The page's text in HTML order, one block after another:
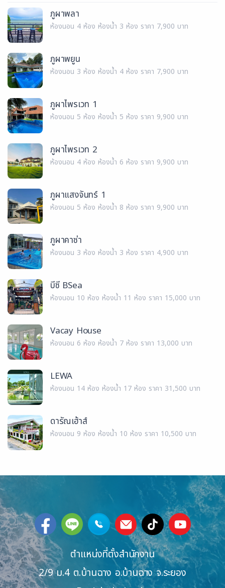
ภูผาพลา
ห้องนอน 4 ห้อง ห้องน้ำ 3 ห้อง ราคา 7,900 บาท
ภูผาพยูน
ห้องนอน 3 ห้อง ห้องน้ำ 4 ห้อง ราคา 7,900 บาท
ภูผาไพรเวท 1
ห้องนอน 5 ห้อง ห้องน้ำ 5 ห้อง ราคา 9,900 บาท
ภูผาไพรเวท 2
ห้องนอน 4 ห้อง ห้องน้ำ 6 ห้อง ราคา 9,900 บาท
ภูผาแสงจันทร์ 1
ห้องนอน 5 ห้อง ห้องน้ำ 8 ห้อง ราคา 9,900 บาท
ภูผาคาซ่า
ห้องนอน 3 ห้อง ห้องน้ำ 3 ห้อง ราคา 4,900 บาท
บีซี BSea
ห้องนอน 10 ห้อง ห้องน้ำ 11 ห้อง ราคา 15,000 บาท
Vacay House
ห้องนอน 6 ห้อง ห้องน้ำ 7 ห้อง ราคา 13,000 บาท
LEWA
ห้องนอน 14 ห้อง ห้องน้ำ 17 ห้อง ราคา 31,500 บาท
ดารัณเฮ้าส์
ห้องนอน 9 ห้อง ห้องน้ำ 10 ห้อง ราคา 10,500 บาท
ตำแหน่งที่ตั้งสำนักงาน
2/9 ม.4 ต.บ้านฉาง อ.บ้านฉาง จ.ระยอง